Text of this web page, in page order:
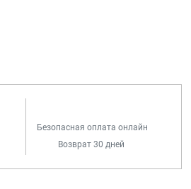
Безопасная оплата онлайн
Возврат 30 дней